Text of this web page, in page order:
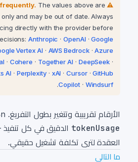
⚠ Prices change frequently.
The values above are
and may be out of date. Always
directly with the provider before
Anthropic ·OpenAI·Google
Vertex AI· AWS Bedrock·Azure
· Cohere · Together AI · DeepSeek ·
AI· Perplexity· xAI ·Cursor·GitHub
Copilot· Windsurf
.
الأرقام تقريبية وتتغير بطول التفريغ. n8n يسجل
tokenUsage الدقيق في كل
العقدة لترى تكلفة تشغيل حقيقي.
ما التالي